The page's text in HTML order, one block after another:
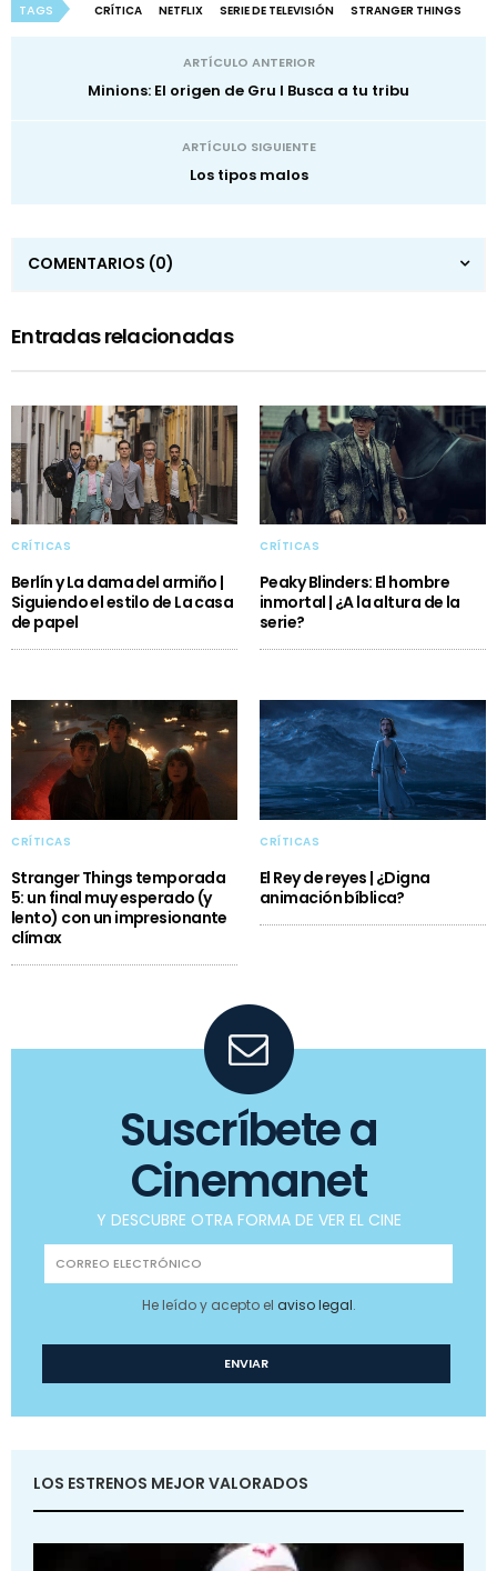
TAGS CRÍTICA NETFLIX SERIE DE TELEVISIÓN STRANGER THINGS
ARTÍCULO ANTERIOR
Minions: El origen de Gru I Busca a tu tribu
ARTÍCULO SIGUIENTE
Los tipos malos
COMENTARIOS (0)
Entradas relacionadas
CRÍTICAS
Berlín y La dama del armiño |
Siguiendo el estilo de La casa
de papel
CRÍTICAS
Peaky Blinders: El hombre
inmortal | ¿A la altura de la
serie?
CRÍTICAS
Stranger Things temporada
5: un final muy esperado (y
lento) con un impresionante
clímax
CRÍTICAS
El Rey de reyes | ¿Digna
animación bíblica?
Suscríbete a
Cinemanet
Y DESCUBRE OTRA FORMA DE VER EL CINE
He leído y acepto el aviso legal.
LOS ESTRENOS MEJOR VALORADOS